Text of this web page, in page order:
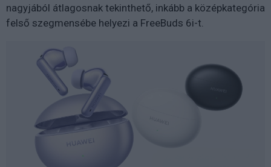
nagyjából átlagosnak tekinthető, inkább a középkategória
felső szegmensébe helyezi a FreeBuds 6i-t.